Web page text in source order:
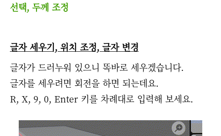
선택, 두께 조정
글자 세우기, 위치 조정, 글자 변경
글자가 드러누워 있으니 똑바로 세우겠습니다.
글자를 세우려면 회전을 하면 되는데요.
R, X, 9, 0, Enter 키를 차례대로 입력해 보세요.